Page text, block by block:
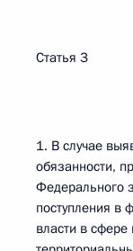
Статья 3
1. В случае
обязанности,
Федерального
поступления в
власти в сфере